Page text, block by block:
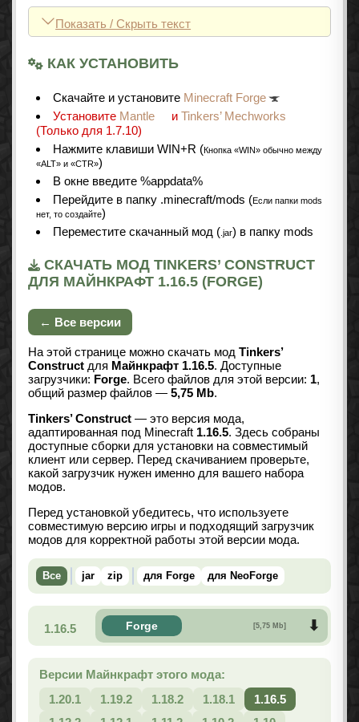
Показать / Скрыть текст
КАК УСТАНОВИТЬ
Cкачайте и установите Minecraft Forge
Установите Mantle и Tinkers’ Mechworks
(Только для 1.7.10)
Нажмите клавиши WIN+R (Кнопка «WIN» обычно между
«ALT» и «CTR»)
В окне введите %appdata%
Перейдите в папку .minecraft/mods (Если папки mods
нет, то создайте)
Переместите скачанный мод ( .jar) в папку mods
СКАЧАТЬ МОД TINKERS’ CONSTRUCT
ДЛЯ МАЙНКРАФТ 1.16.5 (FORGE)
← Все версии
На этой странице можно скачать мод Tinkers’
Construct для Майнкрафт 1.16.5. Доступные
загрузчики: Forge. Всего файлов для этой версии: 1,
общий размер файлов — 5,75 Mb.
Tinkers’ Construct — это версия мода,
адаптированная под Minecraft 1.16.5. Здесь собраны
доступные сборки для установки на совместимый
клиент или сервер. Перед скачиванием проверьте,
какой загрузчик нужен именно для вашего набора
модов.
Перед установкой убедитесь, что используете
совместимую версию игры и подходящий загрузчик
модов для корректной работы этой версии мода.
Все jar zip для Forge для NeoForge
1.16.5 Forge [5,75 Mb]
Версии Майнкрафт этого мода:
1.20.1
1.19.2 1.18.2 1.18.1
1.16.5